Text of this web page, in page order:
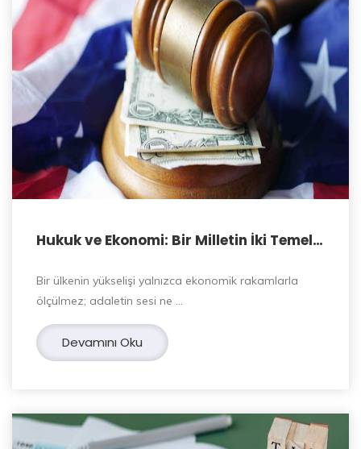
Hukuk ve Ekonomi: Bir Milletin İki Temel
Bir ülkenin yükselişi yalnızca ekonomik rakamlarla
ölçülmez; adaletin sesi ne …
Devamını Oku